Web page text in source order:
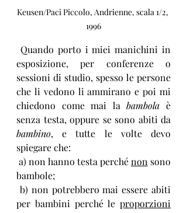
Keusen/Paci Piccolo, Andrienne, scala 1/2,
1996
esposizione, per conferenze o
sessioni di studio, spesso le persone
che li vedono li ammirano e poi mi
chiedono come mai la bambola è
bambino, e tutte le volte devo
spiegare che:
a) non hanno testa perché non sono
bambole;
per bambini perché le proporzioni